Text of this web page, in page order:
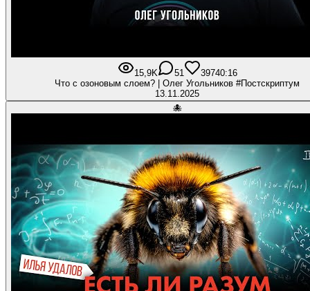
15,9K 51 39740:16
Что с озоновым слоем? | Олег Угольников #Постскриптум
13.11.2025
🐙